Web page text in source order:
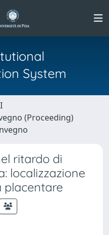
System
(Proceeding)
ritardo di
localizzazione
placentare